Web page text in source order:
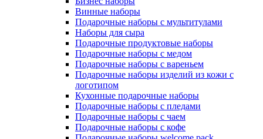
Винные наборы
Подарочные наборы с мультитулами
Наборы для сыра
Подарочные продуктовые наборы
Подарочные наборы с медом
Подарочные наборы с вареньем
Подарочные наборы изделий из кожи с
логотипом
Кухонные подарочные наборы
Подарочные наборы с пледами
Подарочные наборы с чаем
Подарочные наборы с кофе